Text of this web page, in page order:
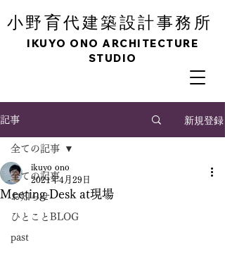
小野育代建築設計事務所
IKUYO ONO ARCHITECTURE
STUDIO
記事 新規登録
全ての記事
お知らせ
ひとことBLOG
past
全ての記事
Meeting Desk at現場
ikuyo ono
2021年4月29日